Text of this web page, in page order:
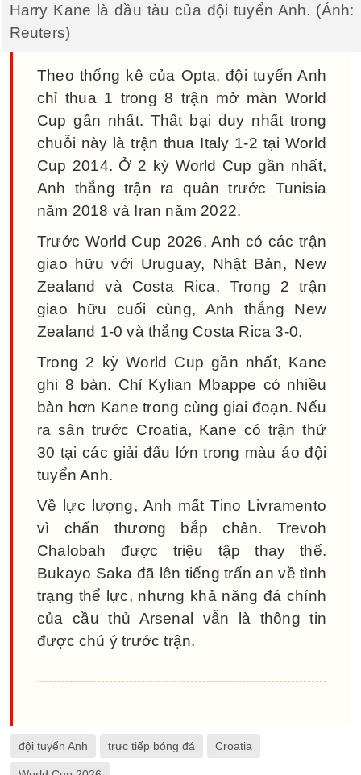
Harry Kane là đầu tàu của đội tuyển Anh. (Ảnh:
Reuters)
Theo thống kê của Opta, đội tuyển Anh
chỉ thua 1 trong 8 trận mở màn World
Cup gần nhất. Thất bại duy nhất trong
chuỗi này là trận thua Italy 1-2 tại World
Cup 2014. Ở 2 kỳ World Cup gần nhất,
Anh thắng trận ra quân trước Tunisia
năm 2018 và Iran năm 2022.
Trước World Cup 2026, Anh có các trận
giao hữu với Uruguay, Nhật Bản, New
Zealand và Costa Rica. Trong 2 trận
giao hữu cuối cùng, Anh thắng New
Zealand 1-0 và thắng Costa Rica 3-0.
Trong 2 kỳ World Cup gần nhất, Kane
ghi 8 bàn. Chỉ Kylian Mbappe có nhiều
bàn hơn Kane trong cùng giai đoạn. Nếu
ra sân trước Croatia, Kane có trận thứ
30 tại các giải đấu lớn trong màu áo đội
tuyển Anh.
Về lực lượng, Anh mất Tino Livramento
vì chấn thương bắp chân. Trevoh
Chalobah được triệu tập thay thế.
Bukayo Saka đã lên tiếng trấn an về tình
trạng thể lực, nhưng khả năng đá chính
của cầu thủ Arsenal vẫn là thông tin
được chú ý trước trận.
đội tuyển Anh trực tiếp bóng đá Croatia